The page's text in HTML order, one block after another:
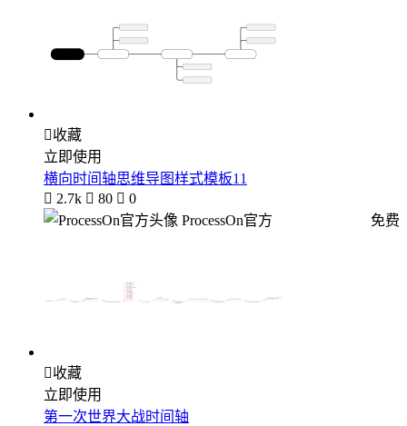
收藏
立即使用
横向时间轴思维导图样式模板11
 2.7k  80  0
ProcessOn官方
免费
收藏
立即使用
第一次世界大战时间轴